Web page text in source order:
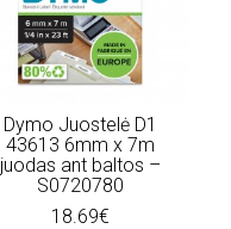
Dymo Juostelė D1
43613 6mm x 7m
juodas ant baltos –
S0720780
18.69€